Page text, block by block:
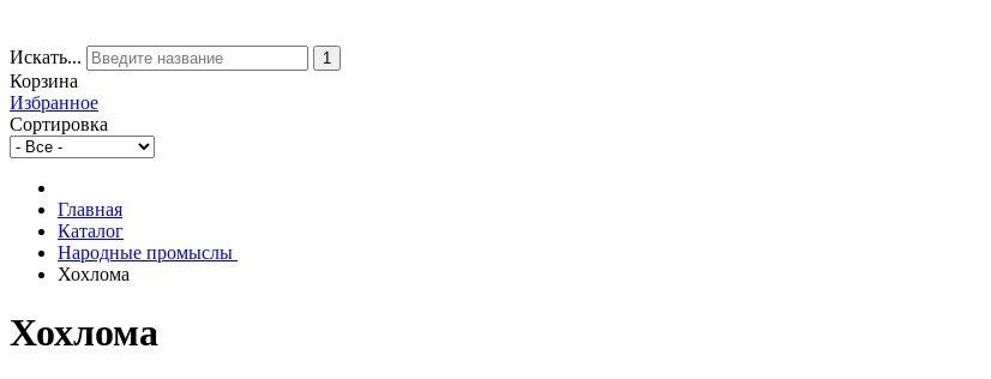
Искать... 1
Корзина
Избранное
Сортировка
Главная
Каталог
Народные промыслы
Хохлома
Хохлома